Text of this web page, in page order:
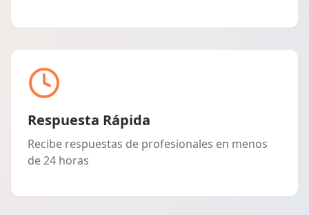
Respuesta Rápida
Recibe respuestas de profesionales en menos
de 24 horas